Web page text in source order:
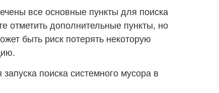
все основные пункты для поиска
отметить дополнительные пункты, но
быть риск потерять некоторую
поиска системного мусора в